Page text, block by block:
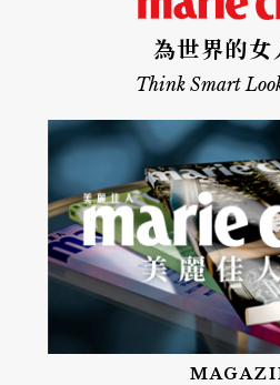
為世界的女
Think Smart